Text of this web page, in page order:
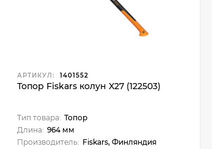
АРТИКУЛ: 1401552
Топор Fiskars колун X27 (122503)
Тип товара: Топор
Длина: 964 мм
Производитель: Fiskars, Финляндия